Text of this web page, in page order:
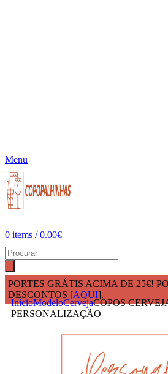
Menu
0 items / 0.00€
PORTES GRÁTIS ACIMA DE 25€!
DESCONTOS [AQUI].
InícioModeloCervejaCOPOS
PERSONALIZAÇÃO